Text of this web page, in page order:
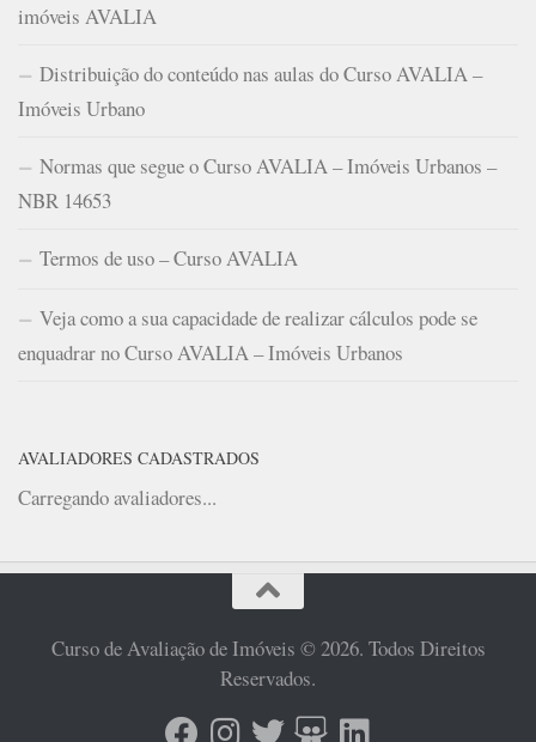
imóveis AVALIA
Distribuição do conteúdo nas aulas do Curso AVALIA –
Imóveis Urbano
Normas que segue o Curso AVALIA – Imóveis Urbanos –
NBR 14653
Termos de uso – Curso AVALIA
Veja como a sua capacidade de realizar cálculos pode se
enquadrar no Curso AVALIA – Imóveis Urbanos
AVALIADORES CADASTRADOS
Carregando avaliadores...
Curso de Avaliação de Imóveis © 2026. Todos Direitos
Reservados.